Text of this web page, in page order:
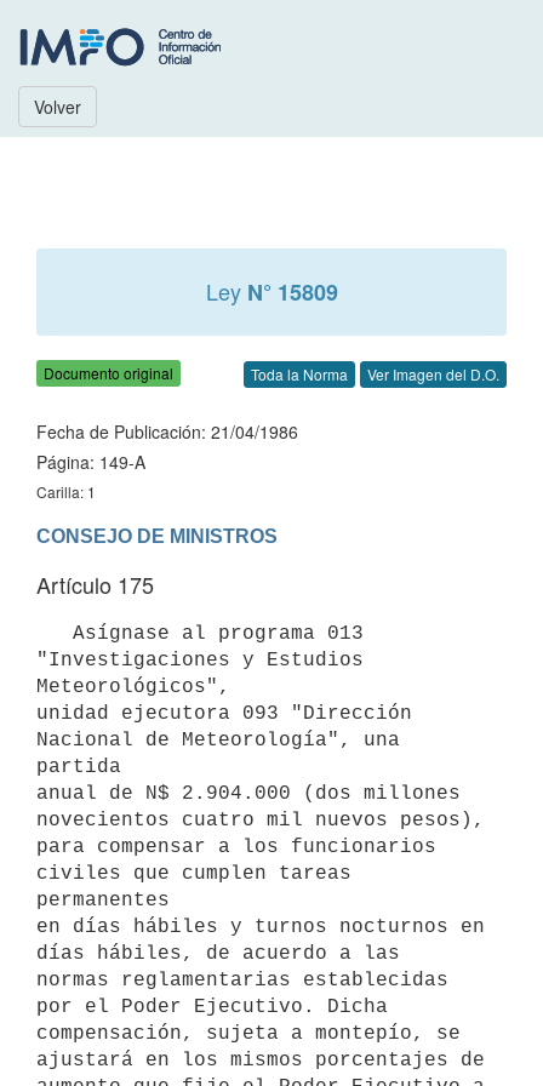
Volver
Ley N° 15809
Documento original Toda la Norma Ver Imagen del D.O.
Fecha de Publicación: 21/04/1986
Página: 149-A
Carilla: 1
CONSEJO DE MINISTROS
Artículo 175
"Investigaciones y Estudios
Meteorológicos",
unidad ejecutora 093 "Dirección
Nacional de Meteorología", una
partida
anual de N$ 2.904.000 (dos millones
novecientos cuatro mil nuevos pesos),
para compensar a los funcionarios
civiles que cumplen tareas
permanentes
en días hábiles y turnos nocturnos en
días hábiles, de acuerdo a las
normas reglamentarias establecidas
por el Poder Ejecutivo. Dicha
compensación, sujeta a montepío, se
ajustará en los mismos porcentajes de